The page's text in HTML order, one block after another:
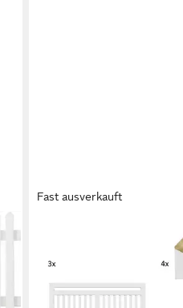
Fast ausverkauft
Gartenzaun Linea, (Set),
cm, Gesamtlänge: 4,78 bis
zum Einbetonieren